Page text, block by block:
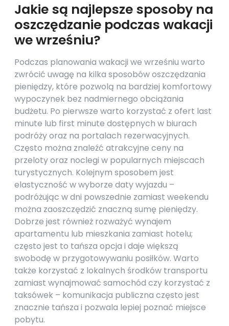
Jakie są najlepsze sposoby na
oszczędzanie podczas wakacji
we wrześniu?
Podczas planowania wakacji we wrześniu warto
zwrócić uwagę na kilka sposobów oszczędzania
pieniędzy, które pozwolą na bardziej komfortowy
wypoczynek bez nadmiernego obciążania
budżetu. Po pierwsze warto korzystać z ofert last
minute lub first minute dostępnych w biurach
podróży oraz na portalach rezerwacyjnych.
Często można znaleźć atrakcyjne ceny na
przeloty oraz noclegi w popularnych miejscach
turystycznych. Kolejnym sposobem jest
elastyczność w wyborze daty wyjazdu –
podróżując w dni powszednie zamiast weekendu
można zaoszczędzić znaczną sumę pieniędzy.
Dobrze jest również rozważyć wynajem
apartamentu lub mieszkania zamiast hotelu;
często jest to tańsza opcja i daje większą
swobodę w przygotowywaniu posiłków. Warto
także korzystać z lokalnych środków transportu
zamiast wynajmować samochód czy korzystać z
taksówek – komunikacja publiczna często jest
znacznie tańsza i pozwala lepiej poznać miejsce
pobytu.